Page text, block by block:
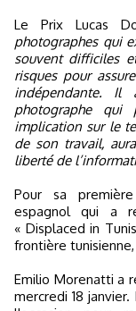
Le Prix Lucas
photographes qui
souvent difficiles
risques pour
indépendante. Il
photographe qui
implication sur le
de son travail,
liberté de
Pour sa
espagnol qui a
« Displaced in
frontière
Emilio Morenatti a
mercredi 18